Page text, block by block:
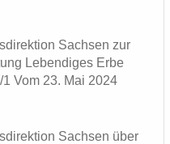
Sach­sen zur
Le­ben­di­ges Erbe
Vom 23. Mai 2024
Sach­sen über